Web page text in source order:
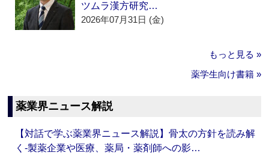
ツムラ漢方研究…
2026年07月31日 (金)
もっと見る »
薬学生向け書籍 »
薬業界ニュース解説
【対話で学ぶ薬業界ニュース解説】骨太の方針を読み解
く‐製薬企業や医療、薬局・薬剤師への影…